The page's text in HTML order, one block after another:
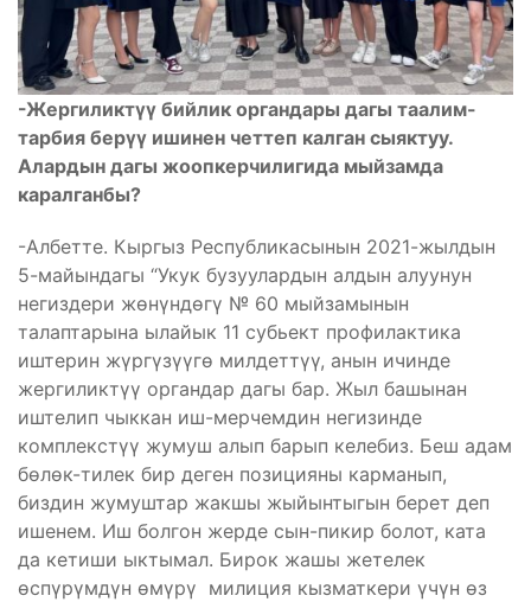
-Жергиликтүү бийлик органдары дагы таалим-
тарбия берүү ишинен четтеп калган сыяктуу.
Алардын дагы жоопкерчилигида мыйзамда
каралганбы?
-Албетте. Кыргыз Республикасынын 2021-жылдын
5-майындагы “Укук бузуулардын алдын алуунун
негиздери жөнүндөгү № 60 мыйзамынын
талаптарына ылайык 11 субьект профилактика
иштерин жүргүзүүгө милдеттүү, анын ичинде
жергиликтүү органдар дагы бар. Жыл башынан
иштелип чыккан иш-мерчемдин негизинде
комплекстүү жумуш алып барып келебиз. Беш адам
бөлөк-тилек бир деген позицияны карманып,
биздин жумуштар жакшы жыйынтыгын берет деп
ишенем. Иш болгон жерде сын-пикир болот, ката
да кетиши ыктымал. Бирок жашы жетелек
өспүрүмдүн өмүрү милиция кызматкери үчүн өз